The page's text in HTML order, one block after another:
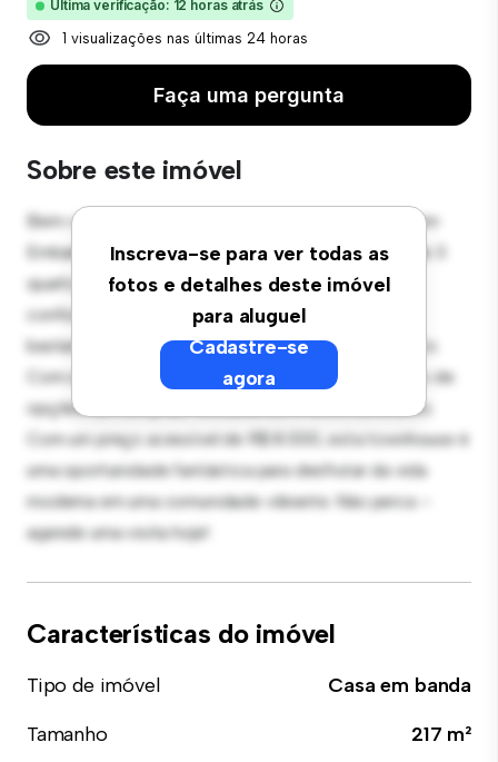
Última verificação: 12 horas atrás
1 visualizações nas últimas 24 horas
Faça uma pergunta
Sobre este imóvel
Inscreva-se para ver todas as
fotos e detalhes deste imóvel
para aluguel
Cadastre-se
agora
Bem-vindo ao seu novo santuário em townhouse em
Embaré - Santos, /Sp! Esta espaçosa townhouse de 3
quartos oferece um espaço de vida moderno e
confortável. O layout bem projetado proporciona
bastante espaço para relaxamento e entretenimento.
Com sua localização privilegiada, você estará perto de
opções de compras, restaurantes e entretenimento.
Com um preço acessível de R$ 8.000, esta townhouse é
uma oportunidade fantástica para desfrutar da vida
moderna em uma comunidade vibrante. Não perca –
agende uma visita hoje!
Características do imóvel
Tipo de imóvel
Casa em banda
Tamanho
217 m²